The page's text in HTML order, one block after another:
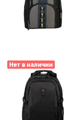
Нет в наличии